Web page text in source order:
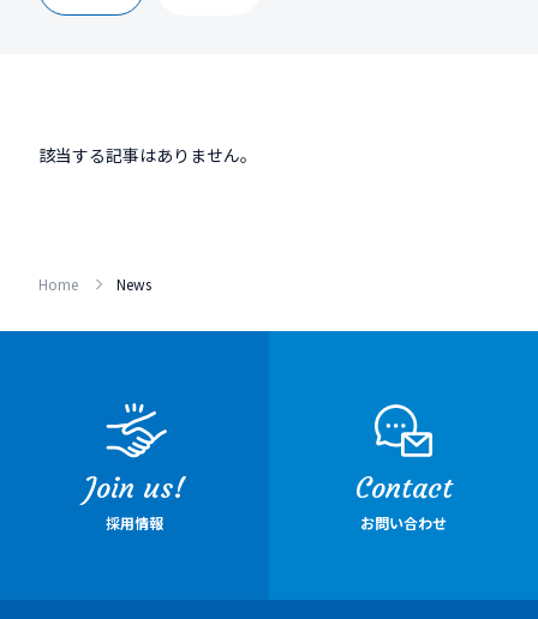
該当する記事はありません。
Home News
Join us!
採用情報
Contact
お問い合わせ